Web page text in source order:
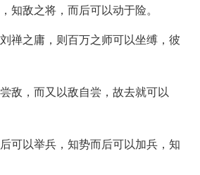
知敌之将，而后可以动于险。
禅之庸，则百万之师可以坐缚，彼
敌，而又以敌自尝，故去就可以
可以举兵，知势而后可以加兵，知